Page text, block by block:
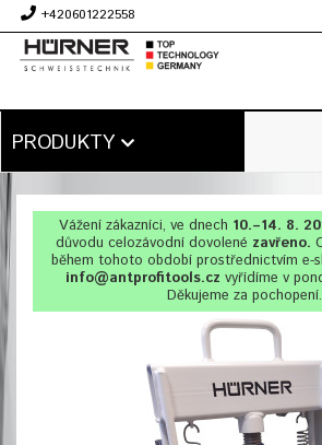
+420601222558
PRODUKTY
Vážení zákazníci, ve dnech 10.–14. 8.
důvodu celozávodní dovolené zavřeno.
během tohoto období prostřednictvím e-
info@antprofitools.cz vyřídíme v
Děkujeme za pochopení.